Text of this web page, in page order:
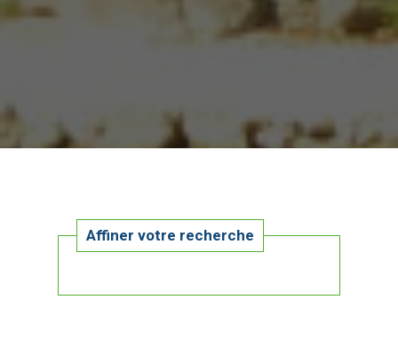
Affiner votre recherche